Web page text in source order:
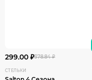
299.00 ₽378.84 ₽
СТЕЛЬКИ